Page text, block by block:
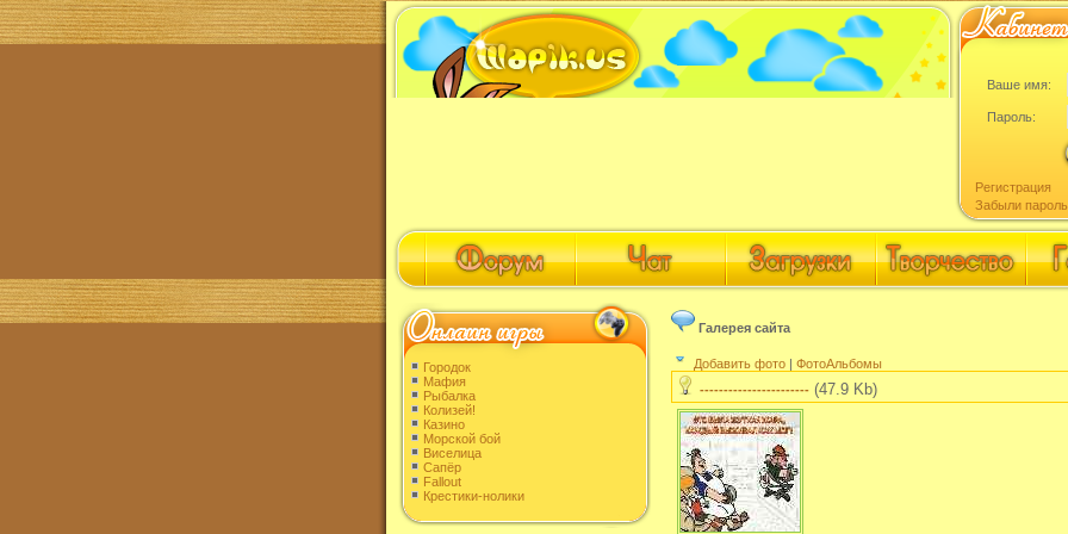
Ваше имя:
Пароль:
Регистрация
Забыли
Городок
Мафия
Рыбалка
Колизей!
Казино
Морской бой
Виселица
Сапёр
Fallout
Крестики-нолики
Галерея сайта
Добавить фото | ФотоАльбомы
----------------------- (47.9 Kb)